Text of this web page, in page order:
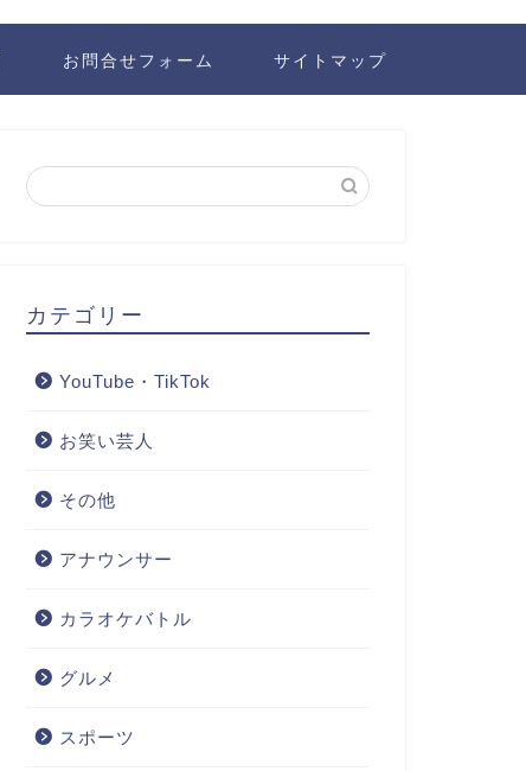
お問合せフォーム サイトマップ
カテゴリー
YouTube・TikTok
お笑い芸人
その他
アナウンサー
カラオケバトル
グルメ
スポーツ